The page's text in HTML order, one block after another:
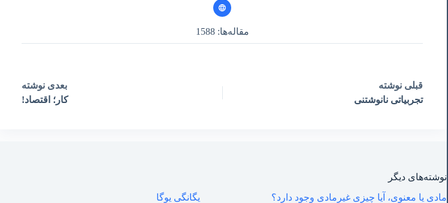
مقاله‌ها: 1588
قبلی نوشته
تجربیاتی نانوشتنی
بعدی نوشته
کار؛ اقتصاد!
نوشته‌های‌ دیگر
مادی یا معنوی، آیا چیزی غیرمادی وجود دارد؟
یگانگی یوگا